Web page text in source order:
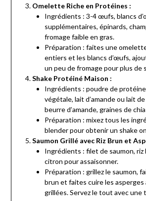
Omelette Riche en Protéines :
Ingrédients : 3-4 œufs, blancs
supplémentaires, épinards,
fromage faible en gras.
Préparation : faites une
entiers et les blancs d’œufs,
un peu de fromage pour plus de
Shake Protéiné Maison :
Ingrédients : poudre de
végétale, lait d’amande ou lait
beurre d’amande, graines de
Préparation : mixez tous les
blender pour obtenir un shake
Saumon Grillé avec Riz Brun et
Ingrédients : filet de saumon, riz
citron pour assaisonner.
Préparation : grillez le saumon,
brun et faites cuire les asperges
grillées. Servez le tout avec une